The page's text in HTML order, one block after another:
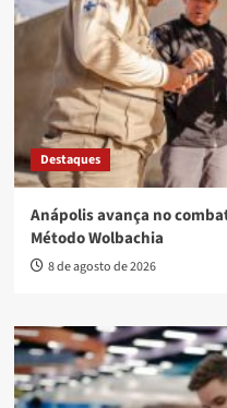
Destaques
Anápolis avança no
Método Wolbachia
8 de agosto de 2026